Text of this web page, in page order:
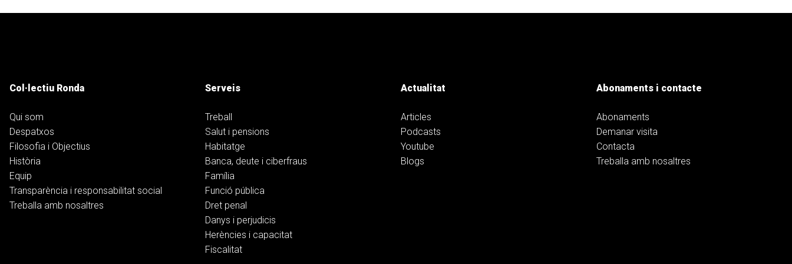
Col·lectiu Ronda
Qui som
Despatxos
Filosofia i Objectius
Història
Equip
Transparència i responsabilitat social
Treballa amb nosaltres
Serveis
Treball
Salut i pensions
Habitatge
Banca, deute i ciberfraus
Família
Funció pública
Dret penal
Danys i perjudicis
Herències i capacitat
Fiscalitat
Actualitat
Articles
Podcasts
Youtube
Blogs
Abonaments i contacte
Abonaments
Demanar visita
Contacta
Treballa amb nosaltres